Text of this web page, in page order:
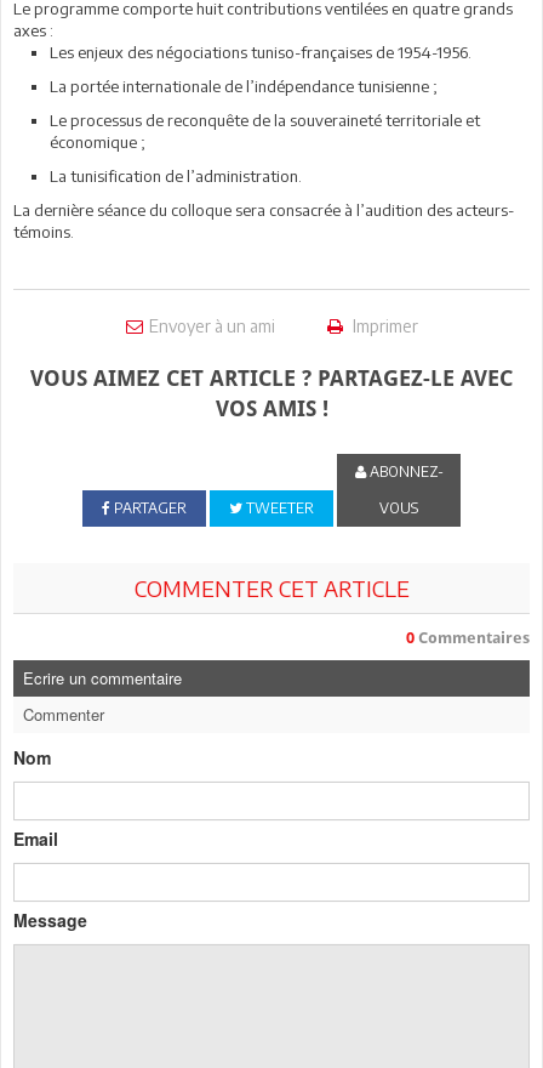
Le programme comporte huit contributions ventilées en quatre grands
axes :
Les enjeux des négociations tuniso-françaises de 1954-1956.
La portée internationale de l’indépendance tunisienne ;
Le processus de reconquête de la souveraineté territoriale et
économique ;
La tunisification de l’administration.
La dernière séance du colloque sera consacrée à l’audition des acteurs-
témoins.
Envoyer à un ami Imprimer
VOUS AIMEZ CET ARTICLE ? PARTAGEZ-LE AVEC
VOS AMIS !
PARTAGER TWEETER
ABONNEZ-
VOUS
COMMENTER CET ARTICLE
0 Commentaires
Ecrire un commentaire
Commenter
Nom
Email
Message